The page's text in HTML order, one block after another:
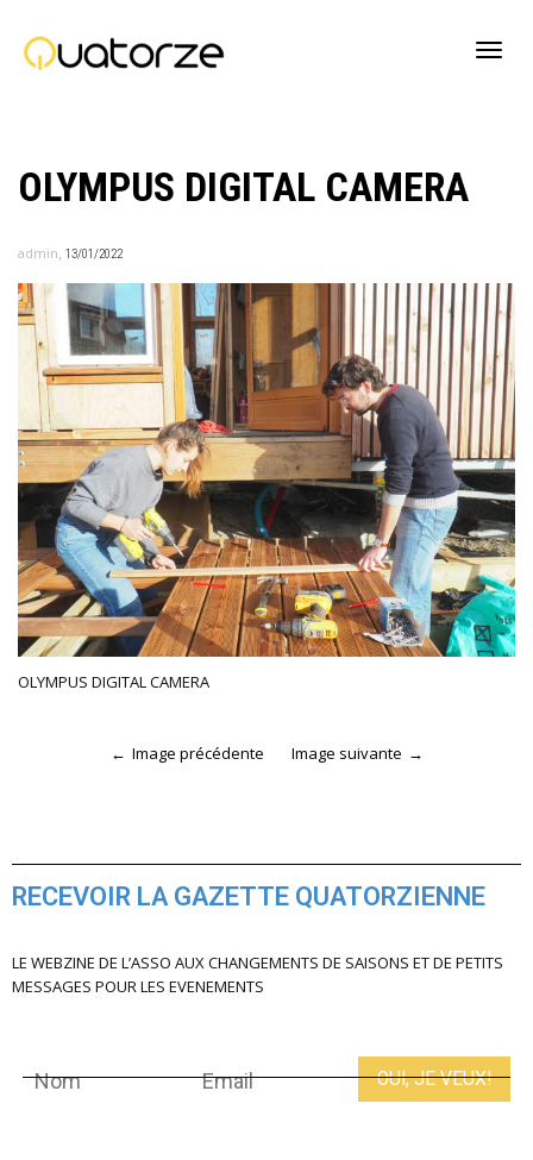
OLYMPUS DIGITAL CAMERA
admin, 13/01/2022
OLYMPUS DIGITAL CAMERA
Image précédente Image suivante
RECEVOIR LA GAZETTE QUATORZIENNE
LE WEBZINE DE L’ASSO AUX CHANGEMENTS DE SAISONS ET DE PETITS
MESSAGES POUR LES EVENEMENTS